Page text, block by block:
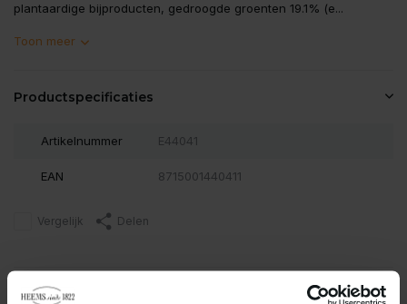
plantaardige bijproducten, gedroogde groenten 19.1% (e...
Toon meer
Productspecificaties
Artikelnummer E44041
EAN 8715001440411
Vergelijk Delen
Reviews